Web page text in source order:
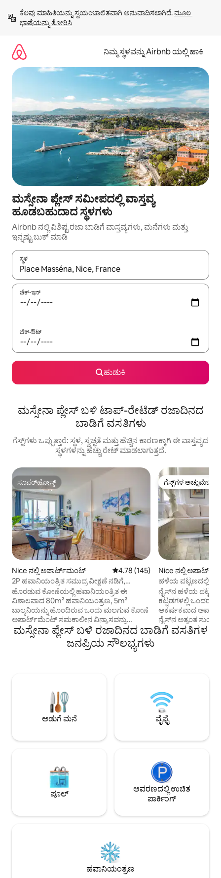
ಹೋಗಿ
ಕೆಲವು ಮಾಹಿತಿಯನ್ನು ಸ್ವಯಂಚಾಲಿತವಾಗಿ ಅನುವಾದಿಸಲಾಗಿದೆ. ಮೂಲ
ಭಾಷೆಯನ್ನು ತೋರಿಸಿ
ನಿಮ್ಮ ಸ್ಥಳವನ್ನು Airbnb ಯಲ್ಲಿ ಹಾಕಿ
ಮಸ್ಸೇನಾ ಪ್ಲೇಸ್ ಸಮೀಪದಲ್ಲಿ ವಾಸ್ತವ್ಯ
ಹೂಡಬಹುದಾದ ಸ್ಥಳಗಳು
Airbnb ನಲ್ಲಿ ವಿಶಿಷ್ಟ ರಜಾ ಬಾಡಿಗೆ ವಾಸ್ತವ್ಯಗಳು, ಮನೆಗಳು ಮತ್ತು
ಇನ್ನಷ್ಟು ಬುಕ್ ಮಾಡಿ
ಸ್ಥಳ
ಫಲಿತಾಂಶಗಳು ಲಭ್ಯವಿರುವಾಗ, ಅಪ್ ಮತ್ತು ಡೌನ್ ಬಾಣದ ಕೀಲಿಗಳೊಂದಿಗೆ
ಚೆಕ್-ಇನ್
ಚೆಕ್-ಔಟ್
ಹುಡುಕಿ
ಮಸ್ಸೇನಾ ಪ್ಲೇಸ್ ಬಳಿ ಟಾಪ್-ರೇಟೆಡ್ ರಜಾದಿನದ
ಬಾಡಿಗೆ ವಸತಿಗಳು
ಗೆಸ್ಟ್‌ಗಳು ಒಪ್ಪುತ್ತಾರೆ: ಸ್ಥಳ, ಸ್ವಚ್ಛತೆ ಮತ್ತು ಹೆಚ್ಚಿನ ಕಾರಣಕ್ಕಾಗಿ ಈ ವಾಸ್ತವ್ಯದ
ಸ್ಥಳಗಳನ್ನು ಹೆಚ್ಚು ರೇಟ್ ಮಾಡಲಾಗುತ್ತದೆ.
ಸೂಪರ್‌ಹೋಸ್ಟ್
ಸೂಪರ್‌ಹೋಸ್ಟ್
Nice ನಲ್ಲಿ ಅಪಾರ್ಟ್‌ಮಂಟ್ 5 ರಲ್ಲಿ 4.78 ಸರಾಸರಿ ರೇಟಿಂಗ್, 145
4.78 (145)
2P ಹವಾನಿಯಂತ್ರಿತ ಸಮುದ್ರ ವೀಕ್ಷಣೆ ನಡಿಗೆ,
ವಿಶಾಲವಾದ/ ಬಾಲ್ಕನಿ
ಹೊರಡುವ ಕೋಣೆಯಲ್ಲಿ ಹವಾನಿಯಂತ್ರಿತ ಈ
ವಿಶಾಲವಾದ 80m² ಹವಾನಿಯಂತ್ರಣ, 5m²
ಬಾಲ್ಕನಿಯನ್ನು ಹೊಂದಿರುವ ಒಂದು ಮಲಗುವ ಕೋಣೆ
ಅಪಾರ್ಟ್‌ಮೆಂಟ್ ಸಮಕಾಲೀನ ವಿನ್ಯಾಸವನ್ನು
ಹೊಂದಿದೆ ಮತ್ತು ನೈಸ್‌ನಲ್ಲಿ ನಿಮ್ಮ ವಾಸ್ತವ್ಯವನ್ನು
ಆಹ್ಲಾದಕರವಾಗಿಸಲು ಎಲ್ಲಾ ಸೌಕರ್ಯಗಳನ್ನು
ಹೊಂದಿದೆ: ಬಾತ್‌ಟಬ್, ಬಾಲ್ಕನಿ ಮತ್ತು ವೈಫೈ. ಪ್ರಸಿದ್ಧ
ಕೇಂದ್ರವನ್ನು ಅನ್ವೇಷಿಸಲು ನಿಮಗೆ ಅನುವು
ಮಾಡಿಕೊಡುತ್ತದೆ. ಅನೇಕ ಅಂಗಡಿಗಳು ಹತ್ತಿರದಲ್ಲಿವೆ.
ಪ್ರೀತಿಯಲ್ಲಿ ಅಥವಾ ಸ್ನೇಹಿತರೊಂದಿಗೆ ವಾಸ್ತವ್ಯವು
ಸೂಕ್ತವಾಗಿದೆ!
ಗೆಸ್ಟ್‌ಗಳ
ಗೆಸ್ಟ್‌ಗಳ
Nice ನಲ್ಲಿ
ಹಳೆಯ ಪಟ್ಟಣದಲ್ಲಿ
ಅಪಾರ್ಟ್‌ಮೆಂಟ್.
ನೈಸ್‌ನ ಹಳೆಯ
ಕಟ್ಟಡಗಳಲ್ಲಿ
ಆಕರ್ಷಕವಾದ
ನೈಸ್‌ನ ಅತ್ಯಂತ
ಅಪಾರ್ಟ್‌ಮೆಂಟ್
ಸುಮಾರು 100
ಸಂಪೂರ್ಣವಾಗಿ
3ನೇ ಮಹಡಿಯಲ್ಲಿದೆ
ಆನಂದಿಸಿ!
ಮಸ್ಸೇನಾ ಪ್ಲೇಸ್ ಬಳಿ ರಜಾದಿನದ ಬಾಡಿಗೆ ವಸತಿಗಳ
ಜನಪ್ರಿಯ ಸೌಲಭ್ಯಗಳು
ಅಡುಗೆ ಮನೆ ವೈಫೈ
ಪೂಲ್
ಆವರಣದಲ್ಲಿ ಉಚಿತ
ಪಾರ್ಕಿಂಗ್
ಹವಾನಿಯಂತ್ರಣ